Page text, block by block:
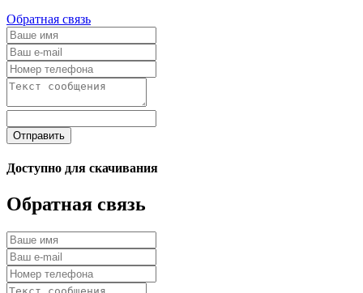
Обратная связь
Отправить
Доступно для скачивания
Обратная связь